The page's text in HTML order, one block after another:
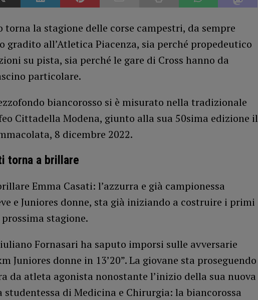
torna la stagione delle corse campestri, da sempre
gradito all’Atletica Piacenza, sia perché propedeutico
su pista, sia perché le gare di Cross hanno da
particolare.
biancorosso si è misurato nella tradizionale
Cittadella Modena, giunto alla sua 50sima edizione il
8 dicembre 2022.
torna a brillare
Emma Casati: l’azzurra e già campionessa
e Juniores donne, sta già iniziando a costruire i primi
stagione.
Fornasari ha saputo imporsi sulle avversarie
Juniores donne in 13’20”. La giovane sta proseguendo
da atleta agonista nonostante l’inizio della sua nuova
studentessa di Medicina e Chirurgia: la biancorossa